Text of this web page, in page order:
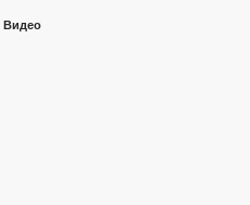
Видео